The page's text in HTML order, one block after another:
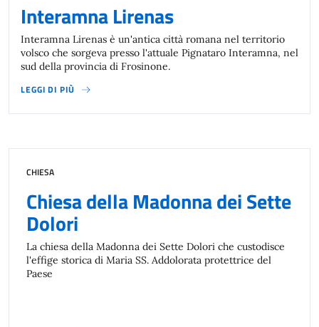
Interamna Lirenas
Interamna Lirenas è un'antica città romana nel territorio
volsco che sorgeva presso l'attuale Pignataro Interamna, nel
sud della provincia di Frosinone.
LEGGI DI PIÙ
CHIESA
Chiesa della Madonna dei Sette
Dolori
La chiesa della Madonna dei Sette Dolori che custodisce
l'effige storica di Maria SS. Addolorata protettrice del
Paese